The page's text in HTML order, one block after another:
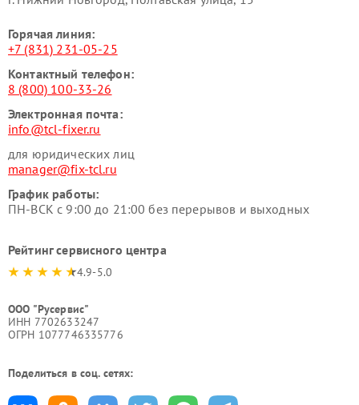
Горячая линия:
+7 (831) 231-05-25
Контактный телефон:
8 (800) 100-33-26
Электронная почта:
info@tcl-fixer.ru
для юридических лиц
manager@fix-tcl.ru
График работы:
ПН-ВСК с 9:00 до 21:00 без перерывов и выходных
Рейтинг сервисного центра
4.9-5.0
ООО "Русервис"
ИНН 7702633247
ОГРН 1077746335776
Поделиться в соц. сетях: